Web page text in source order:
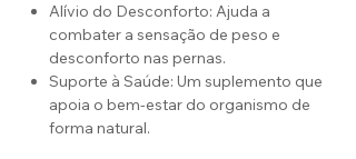
Alívio do Desconforto: Ajuda a
combater a sensação de peso e
desconforto nas pernas.
Suporte à Saúde: Um suplemento que
apoia o bem-estar do organismo de
forma natural.